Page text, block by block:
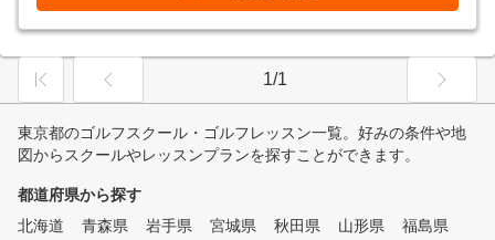
1/1
東京都のゴルフスクール・ゴルフレッスン一覧。好みの条件や地
図からスクールやレッスンプランを探すことができます。
都道府県から探す
北海道
青森県 岩手県 宮城県 秋田県 山形県
福島県